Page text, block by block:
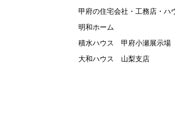
甲府の住宅会社・工務店・ハ
明和ホーム
積水ハウス 甲府小瀬展示場
大和ハウス 山梨支店